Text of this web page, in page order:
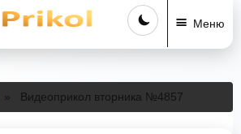
Меню
» Видеоприкол вторника №4857